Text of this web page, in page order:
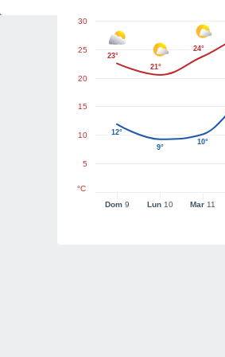
Dom9 Lun10 Mar 11
5
10
15
20
25
30
°C
23°
21°
24°
12°
9°
10°